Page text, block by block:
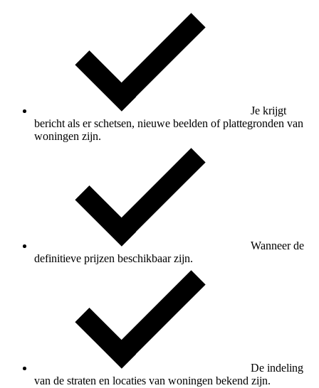
Je krijgt
bericht als er schetsen, nieuwe beelden of plattegronden van
woningen zijn.
Wanneer de
definitieve prijzen beschikbaar zijn.
De indeling
van de straten en locaties van woningen bekend zijn.